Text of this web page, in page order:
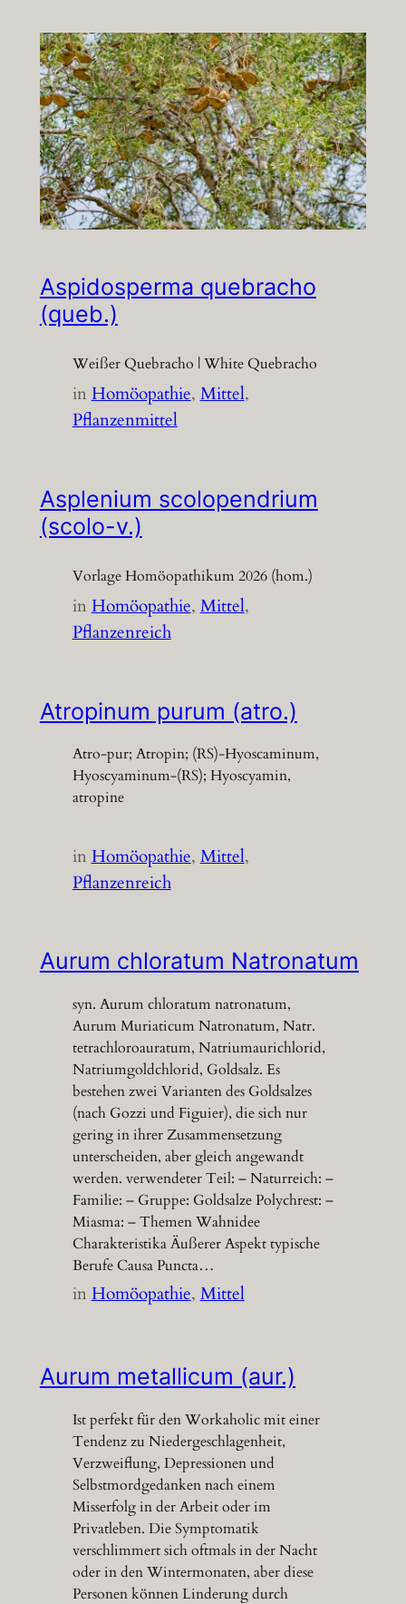
Aspidosperma quebracho
(queb.)
Weißer Quebracho | White Quebracho
inHomöopathie, Mittel
Pflanzenmittel
Asplenium scolopendrium
(scolo-v.)
Vorlage Homöopathikum 2026 (hom.)
inHomöopathie, Mittel
Pflanzenreich
Atropinum purum (atro.)
Atro-pur; Atropin; (RS)-Hyoscaminum,
Hyoscyaminum-(RS); Hyoscyamin,
atropine
inHomöopathie, Mittel
Pflanzenreich
Aurum chloratum Natronatum
syn. Aurum chloratum natronatum,
Aurum Muriaticum Natronatum, Natr.
tetrachloroauratum, Natriumaurichlorid,
Natriumgoldchlorid, Goldsalz. Es
bestehen zwei Varianten des Goldsalzes
(nach Gozzi und Figuier), die sich nur
gering in ihrer Zusammensetzung
unterscheiden, aber gleich angewandt
werden. verwendeter Teil: – Naturreich: –
Familie: – Gruppe: Goldsalze Polychrest: –
Miasma: – Themen Wahnidee
Charakteristika Äußerer Aspekt typische
Berufe Causa Puncta…
inHomöopathie, Mittel
Aurum metallicum (aur.)
Ist perfekt für den Workaholic mit einer
Tendenz zu Niedergeschlagenheit,
Verzweiflung, Depressionen und
Selbstmordgedanken nach einem
Misserfolg in der Arbeit oder im
Privatleben. Die Symptomatik
verschlimmert sich oftmals in der Nacht
oder in den Wintermonaten, aber diese
Personen können Linderung durch